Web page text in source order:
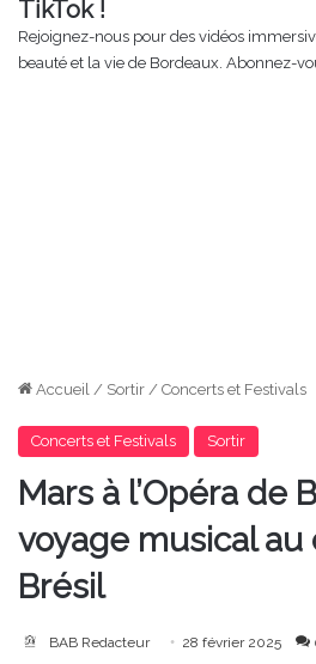
TikTok !
Rejoignez-nous pour des vidéos
beauté et la vie de Bordeaux. Abonnez-
Accueil / Sortir / Concerts et Festivals
Concerts et Festivals Sortir
Mars à l’Opéra de
voyage musical
Brésil
BAB Redacteur 28 février 2025